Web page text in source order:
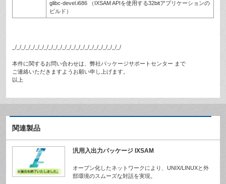
glibc-devel.i686 （IXSAM APIを使用する32bitアプリケーションの
ビルド）
_/_/_/_/_/_/_/_/_/_/_/_/_/_/_/_/_/_/_/_/_/_/_/_/
本件に関するお問い合わせは、弊社パッケージサポートセンター まで
ご連絡いただきますようお願い申し上げます。
以上
関連製品
汎用入出力パッケージ IXSAM
オープン化したネットワークにより、UNIX/LINUXと外
部環境のスムーズな対話を実現。